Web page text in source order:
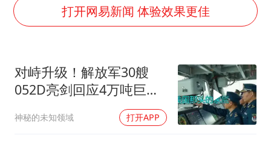
河南试行周五下午弹性离岗
李亚鹏向地铁吐血女孩捐99999元
新华社权威快报|我国编制完成新版全月地质图
总书记关心百姓身边这些民生大事
打开网易新闻 体验效果更佳
对峙升级！解放军30艘
052D亮剑回应4万吨巨舰
神秘的未知领域 打开APP